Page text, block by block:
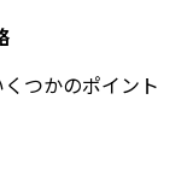
つかのポイント